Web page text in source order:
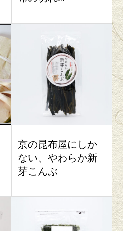
京の昆布屋にしか
ない、やわらか新
芽こんぶ